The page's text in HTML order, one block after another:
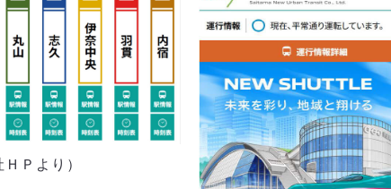
Ｐより）